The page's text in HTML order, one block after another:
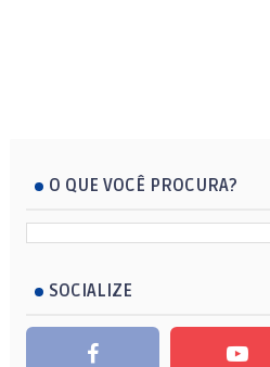
O QUE VOCÊ PROCURA?
SOCIALIZE